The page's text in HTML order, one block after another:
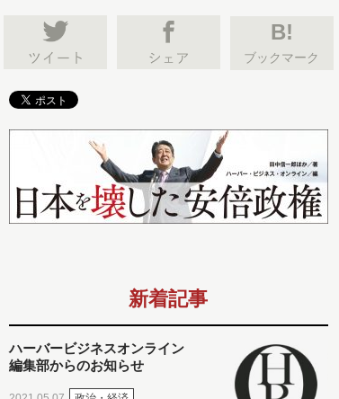
B!
ブックマーク
新着記事
ハーバービジネスオンライン
編集部からのお知らせ